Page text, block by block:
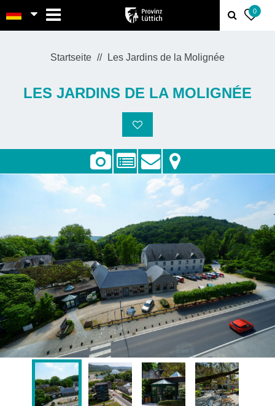
0
Startseite Les Jardins de la Molignée
LES JARDINS DE LA MOLIGNÉE